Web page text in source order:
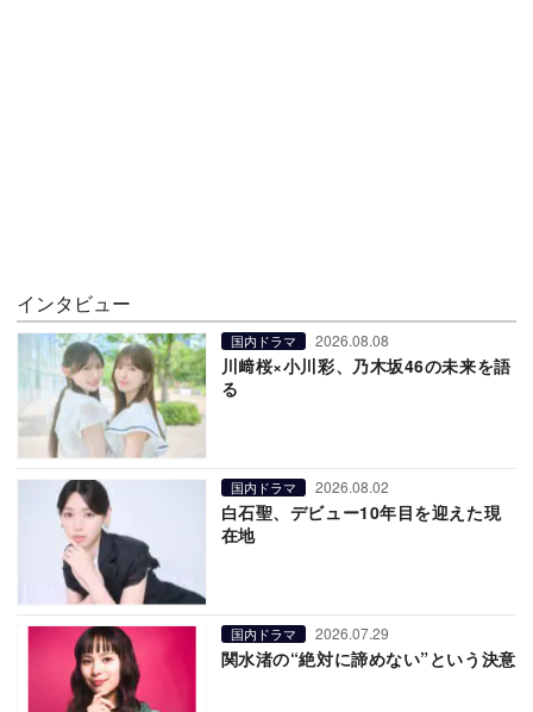
インタビュー
国内ドラマ 2026.08.08
川﨑桜×小川彩、乃木坂46の未来を語
る
国内ドラマ 2026.08.02
白石聖、デビュー10年目を迎えた現
在地
国内ドラマ 2026.07.29
関水渚の“絶対に諦めない”という決意